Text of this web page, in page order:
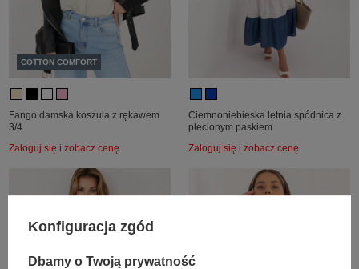
COTTON COMFORT
Fango damska koszula z rękawem
3/4
Zaloguj się i zobacz cenę
Ciemnoniebieska letnia spódnica z
plecionym paskiem
Zaloguj się i zobacz cenę
Konfiguracja zgód
Dbamy o Twoją prywatność